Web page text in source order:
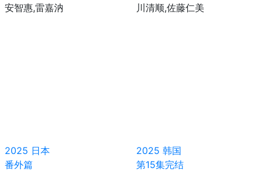
安智惠,雷嘉汭
川清顺,佐藤仁美
2025 日本
番外篇
2025 韩国
第15集完结